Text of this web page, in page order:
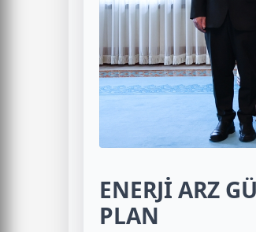
ENERJİ ARZ
PLAN